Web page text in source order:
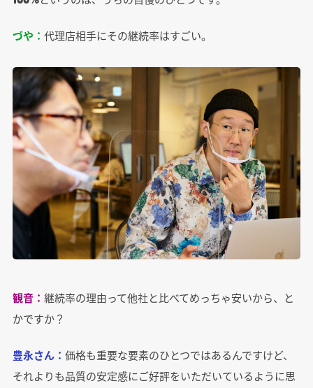
づや： 代理店相手にその継続率はすごい。
観音： 継続率の理由って他社と比べてめっちゃ安いから、と
かですか？
豊永さん： 価格も重要な要素のひとつではあるんですけど、
それよりも品質の安定感にご好評をいただいているように思